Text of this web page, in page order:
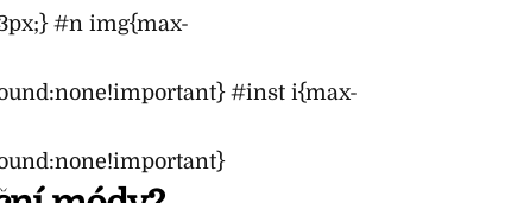
#n img{max-
#inst i{max-